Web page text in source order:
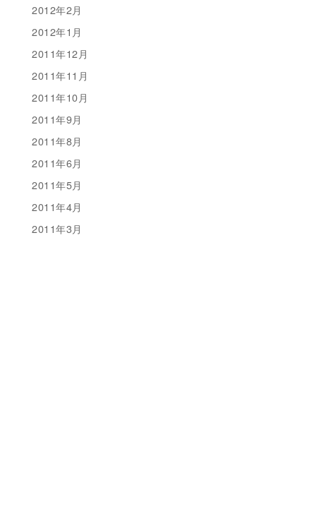
2012年2月
2012年1月
2011年12月
2011年11月
2011年10月
2011年9月
2011年8月
2011年6月
2011年5月
2011年4月
2011年3月